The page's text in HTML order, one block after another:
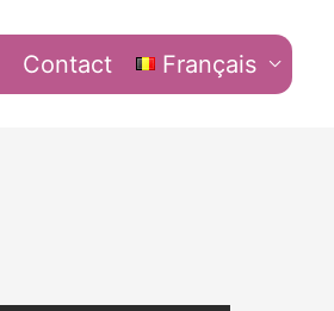
Contact Français